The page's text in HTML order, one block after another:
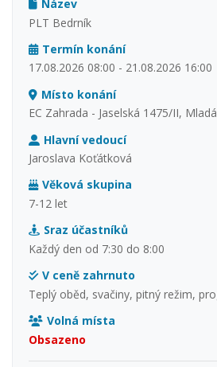
Název
PLT Bedrník
Termín konání
17.08.2026 08:00 - 21.08.2026 16:00
Místo konání
EC Zahrada - Jaselská 1475/II,
Hlavní vedoucí
Jaroslava Koťátková
Věková skupina
7-12 let
Sraz účastníků
Každý den od 7:30 do 8:00
V ceně zahrnuto
Teplý oběd, svačiny, pitný režim,
Volná místa
Obsazeno